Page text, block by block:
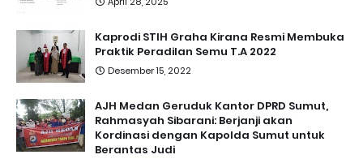
Kaprodi STIH Graha Kirana Resmi Membuka
Praktik Peradilan Semu T.A 2022
Desember 15, 2022
AJH Medan Geruduk Kantor DPRD Sumut,
Rahmasyah Sibarani: Berjanji akan
Kordinasi dengan Kapolda Sumut untuk
Berantas Judi